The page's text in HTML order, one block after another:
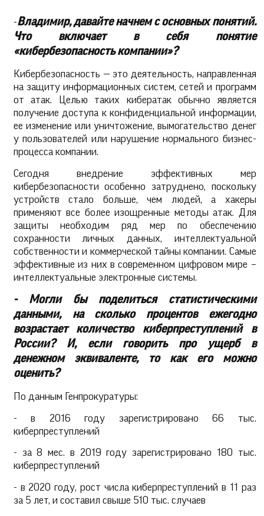
-Владимир, давайте начнем с основных понятий.
Что включает в себя понятие
«кибербезопасность компании»?
Кибербезопасность — это деятельность, направленная
на защиту информационных систем, сетей и программ
от атак. Целью таких кибератак обычно является
получение доступа к конфиденциальной информации,
ее изменение или уничтожение, вымогательство денег
у пользователей или нарушение нормального бизнес-
процесса компании.
Сегодня внедрение эффективных мер
кибербезопасности особенно затруднено, поскольку
устройств стало больше, чем людей, а хакеры
применяют все более изощренные методы атак. Для
защиты необходим ряд мер по обеспечению
сохранности личных данных, интеллектуальной
собственности и коммерческой тайны компании. Самые
эффективные из них в современном цифровом мире –
интеллектуальные электронные системы.
- Могли бы поделиться статистическими
данными, на сколько процентов ежегодно
возрастает количество киберпреступлений в
России? И, если говорить про ущерб в
денежном эквиваленте, то как его можно
оценить?
По данным Генпрокуратуры:
- в 2016 году зарегистрировано 66 тыс.
киберпреступлений
- за 8 мес. в 2019 году зарегистрировано 180 тыс.
киберпреступлений
- в 2020 году, рост числа киберпреступлений в 11 раз
за 5 лет, и составил свыше 510 тыс. случаев